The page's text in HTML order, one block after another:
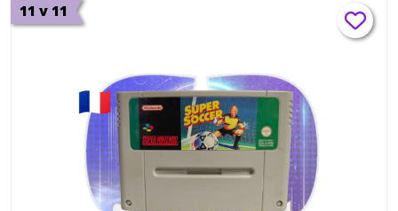
11 v 11